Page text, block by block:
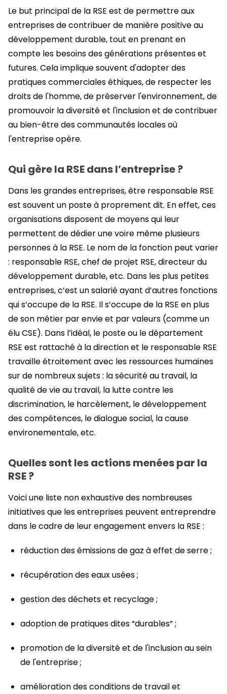
Le but principal de la RSE est de permettre aux
entreprises de contribuer de manière positive au
développement durable, tout en prenant en
compte les besoins des générations présentes et
futures. Cela implique souvent d'adopter des
pratiques commerciales éthiques, de respecter les
droits de l'homme, de préserver l'environnement, de
promouvoir la diversité et l'inclusion et de contribuer
au bien-être des communautés locales où
l'entreprise opère.
Qui gère la RSE dans l’entreprise ?
Dans les grandes entreprises, être responsable RSE
est souvent un poste à proprement dit. En effet, ces
organisations disposent de moyens qui leur
permettent de dédier une voire même plusieurs
personnes à la RSE. Le nom de la fonction peut varier
: responsable RSE, chef de projet RSE, directeur du
développement durable, etc. Dans les plus petites
entreprises, c’est un salarié ayant d’autres fonctions
qui s’occupe de la RSE. Il s’occupe de la RSE en plus
de son métier par envie et par valeurs (comme un
élu CSE). Dans l’idéal, le poste ou le département
RSE est rattaché à la direction et le responsable RSE
travaille étroitement avec les ressources humaines
sur de nombreux sujets : la sécurité au travail, la
qualité de vie au travail, la lutte contre les
discrimination, le harcèlement, le développement
des compétences, le dialogue social, la cause
environementale, etc.
Quelles sont les actions menées par la
RSE ?
Voici une liste non exhaustive des nombreuses
initiatives que les entreprises peuvent entreprendre
dans le cadre de leur engagement envers la RSE :
réduction des émissions de gaz à effet de serre ;
récupération des eaux usées ;
gestion des déchets et recyclage ;
adoption de pratiques dites “durables” ;
promotion de la diversité et de l'inclusion au sein
de l'entreprise ;
amélioration des conditions de travail et